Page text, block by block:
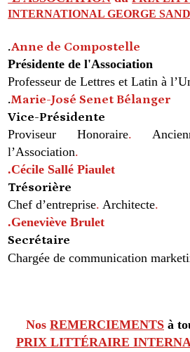
INTERNATIONAL GEORGE
.Anne de Compostelle
Présidente de l'Association
Professeur de Lettres et Latinà
.Marie-José Senet Bélanger
Vice-Présidente
Proviseur Honoraire.
l’Association.
.Cécile SalléPiaulet
Trésorière
Chef d’entreprise. Architecte.
.Geneviève Brulet
Secrétaire
Chargée de communication
Nos REMERCIEMENTS à
PRIX LITTÉRAIRE